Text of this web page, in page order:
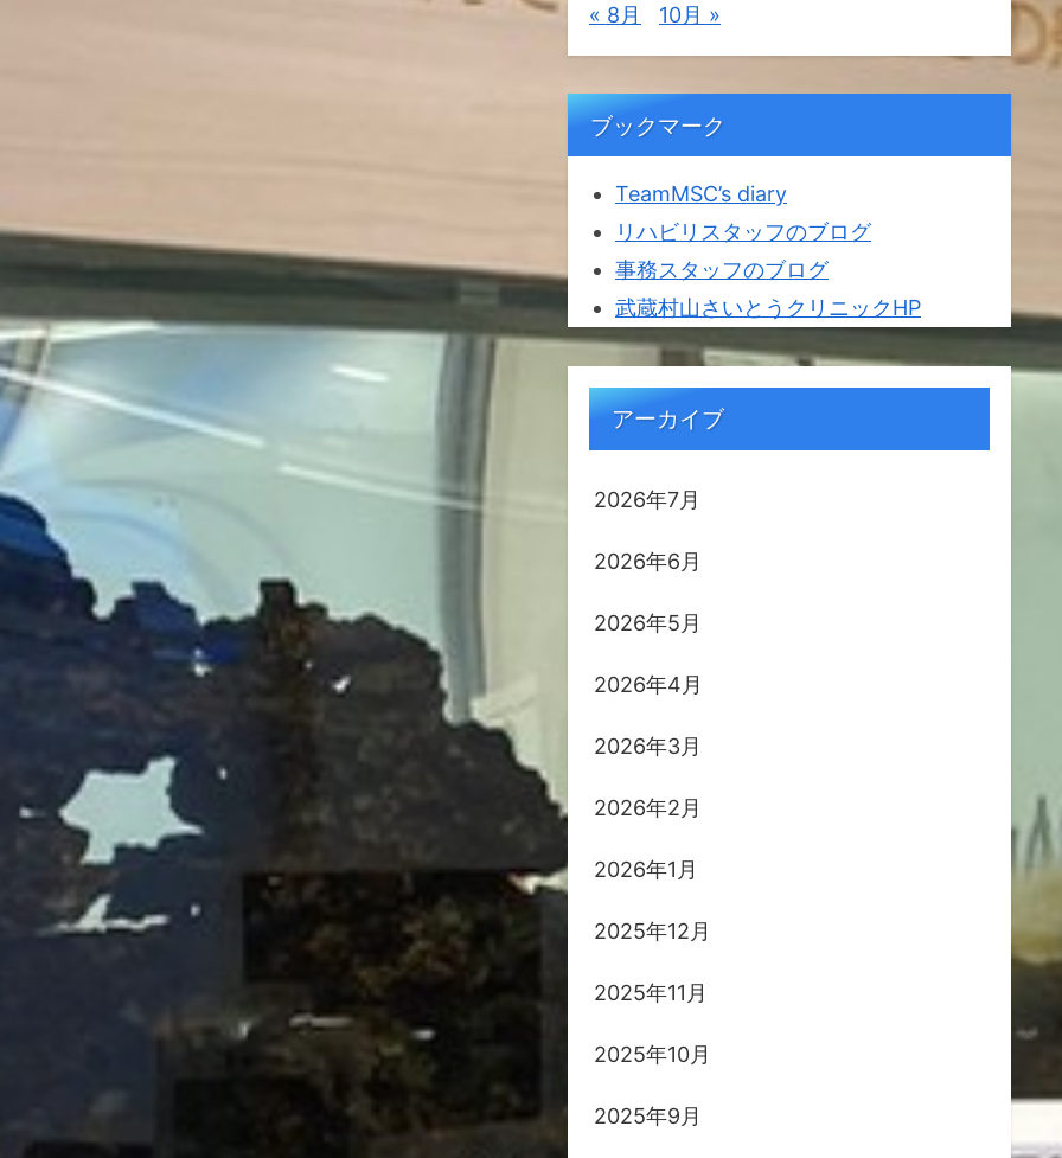
« 8月 10月 »
ブックマーク
TeamMSC’s diary
リハビリスタッフのブログ
事務スタッフのブログ
武蔵村山さいとうクリニックHP
アーカイブ
2026年7月
2026年6月
2026年5月
2026年4月
2026年3月
2026年2月
2026年1月
2025年12月
2025年11月
2025年10月
2025年9月